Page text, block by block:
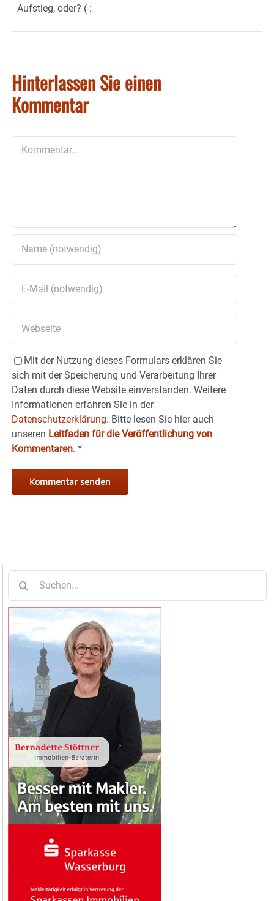
Aufstieg, oder? (-:
Hinterlassen Sie einen
Kommentar
Mit der Nutzung dieses Formulars erklären Sie
sich mit der Speicherung und Verarbeitung Ihrer
Daten durch diese Website einverstanden. Weitere
Informationen erfahren Sie in der
Datenschutzerklärung. Bitte lesen Sie hier auch
unseren Leitfaden für die Veröffentlichung von
Kommentaren. *
nach: